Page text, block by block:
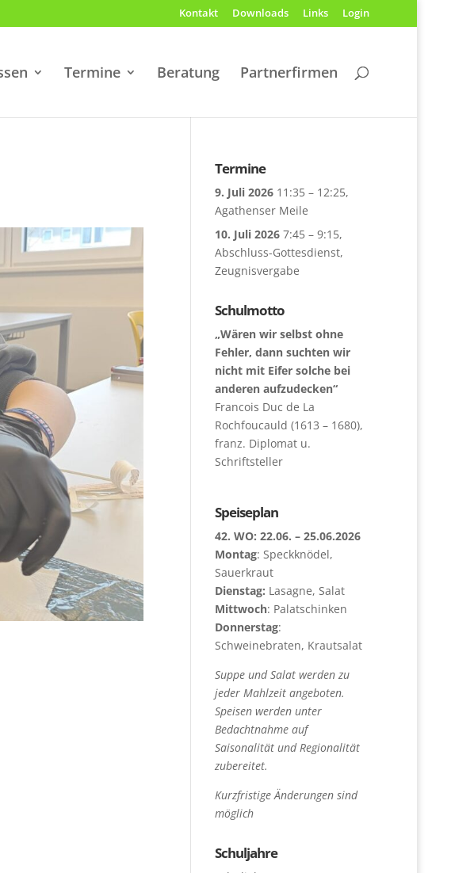
Kontakt Downloads Links Login
Termine Beratung Partnerfirmen
Termine
9. Juli 2026 11:35 – 12:25,
Agathenser Meile
10. Juli 2026 7:45 – 9:15,
Abschluss-Gottesdienst,
Zeugnisvergabe
Schulmotto
„Wären wir selbst ohne
Fehler, dann suchten wir
nicht mit Eifer solche bei
anderen aufzudecken“
Francois Duc de La
Rochfoucauld (1613 – 1680),
franz. Diplomat u.
Schriftsteller
Speiseplan
42. WO: 22.06. – 25.06.2026
Montag: Speckknödel,
Sauerkraut
Dienstag: Lasagne, Salat
Mittwoch: Palatschinken
Donnerstag:
Schweinebraten, Krautsalat
Suppe und Salat werden zu
jeder Mahlzeit angeboten.
Speisen werden unter
Bedachtnahme auf
Saisonalität und Regionalität
zubereitet.
Kurzfristige Änderungen sind
möglich
Schuljahre